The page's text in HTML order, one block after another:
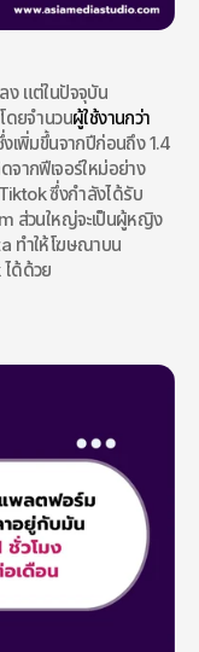
ง แต่ในปัจจุบัน
ดยจำนวนผู้ใช้งานกว่า
เพิ่มขึ้นจากปีก่อนถึง 1.4
จากฟีเจอร์ใหม่อย่าง
ซึ่งกำลังได้รับ
ส่วนใหญ่จะเป็นผู้หญิง
ทำให้โฆษณาบน
ด้ด้วย